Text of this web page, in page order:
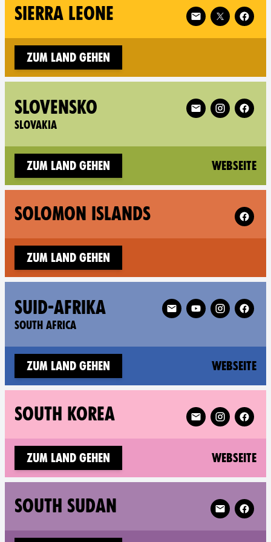
SIERRA LEONE Follow XR Sierra
Zum Land gehen
SLOVENSKO
SLOVAKIA
Follow XR
Zum Land gehen Webseite
SOLOMON ISLANDS Follow
Zum Land gehen
SUID-AFRIKA
SOUTH AFRICA
Follow XR South Africa
Zum Land gehen Webseite
SOUTH KOREA Follow XR South
Zum Land gehen Webseite
SOUTH SUDAN Follow XR